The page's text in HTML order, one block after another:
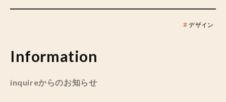
# デザイン
Information
inquireからのお知らせ